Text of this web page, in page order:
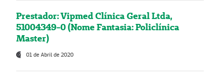
Prestador: Vipmed Clínica Geral Ltda,
51004349-0 (Nome Fantasia: Policlínica
Master)
01 de Abril de 2020